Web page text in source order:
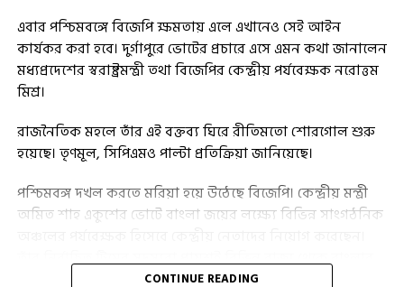
এবার পশ্চিমবঙ্গে বিজেপি ক্ষমতায় এলে এখানেও সেই আইন
কার্যকর করা হবে। দুর্গাপুরে ভোটের প্রচারে এসে এমন কথা জানালেন
মধ্যপ্রদেশের স্বরাষ্ট্রমন্ত্রী তথা বিজেপির কেন্দ্রীয় পর্যবেক্ষক নরোত্তম
মিশ্র।
রাজনৈতিক মহলে তাঁর এই বক্তব্য ঘিরে রীতিমতো শোরগোল শুরু
হয়েছে। তৃণমূল, সিপিএমও পাল্টা প্রতিক্রিয়া জানিয়েছে।
পশ্চিমবঙ্গ দখল করতে মরিয়া হয়ে উঠেছে বিজেপি। কেন্দ্রীয় মন্ত্রী
অমিত শাহ একুশের ভোটে বাংলা জয়ের লক্ষ্যে বিভিন্ন সাংগঠনিক
তাঁর নির্বাচিত টিমের সদস্যরা প্রায়শই বিভিন্ন রাজ্য থেকে বাংলার
নানা প্রান্তে এসে দলের সঙ্গে রুদ্ধদ্বার বৈঠক করছেন। চলছে সভা,
CONTINUE READING